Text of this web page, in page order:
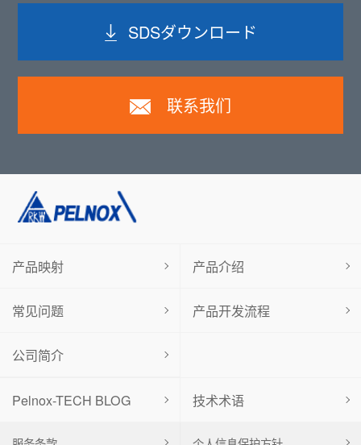
SDSダウンロード
联系我们
Pelnox-TECH BLOG 技术术语
产品映射 产品介绍
常见问题 产品开发流程
公司简介